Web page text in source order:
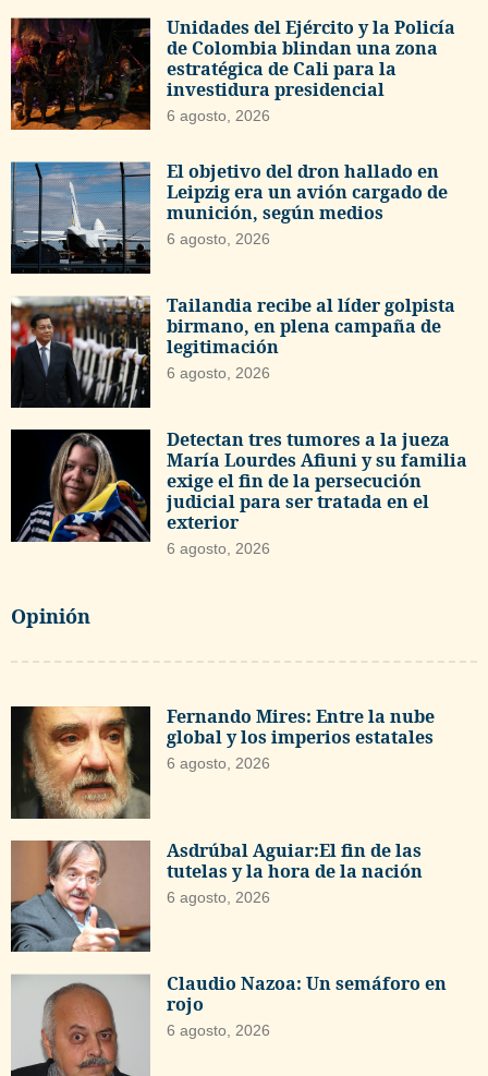
Unidades del Ejército y la Policía
de Colombia blindan una zona
estratégica de Cali para la
investidura presidencial
6 agosto, 2026
El objetivo del dron hallado en
Leipzig era un avión cargado de
munición, según medios
6 agosto, 2026
Tailandia recibe al líder golpista
birmano, en plena campaña de
legitimación
6 agosto, 2026
Detectan tres tumores a la jueza
María Lourdes Afiuni y su familia
exige el fin de la persecución
judicial para ser tratada en el
exterior
6 agosto, 2026
Opinión
Fernando Mires: Entre la nube
global y los imperios estatales
6 agosto, 2026
Asdrúbal Aguiar:El fin de las
tutelas y la hora de la nación
6 agosto, 2026
Claudio Nazoa: Un semáforo en
rojo
6 agosto, 2026